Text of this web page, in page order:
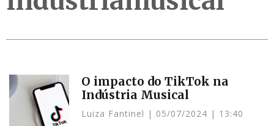
O impacto do TikTok na
Indústria Musical
Luiza Fantinel 05/07/2024 13:40